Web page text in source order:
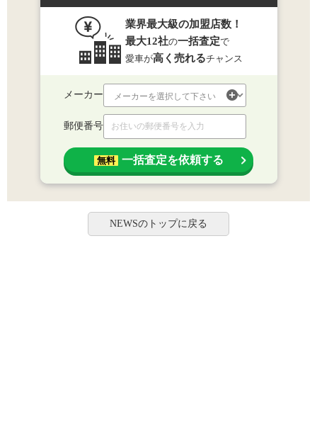
業界最大級の加盟店数！
最大12社の一括査定で
愛車が高く売れるチャンス
メーカー
郵便番号
無料 一括査定を依頼する
NEWSのトップに戻る